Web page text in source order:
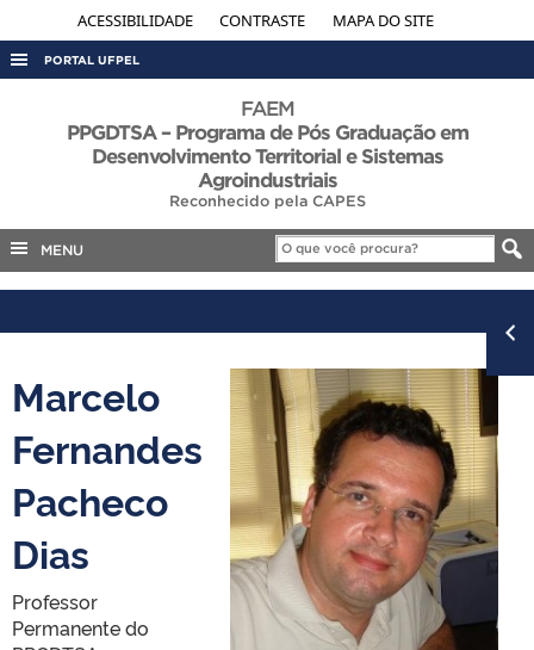
ACESSIBILIDADE CONTRASTE MAPA DO SITE
PORTAL UFPEL
AUDITORIA
FAEM
PPGDTSA – Programa de Pós Graduação em
Desenvolvimento Territorial e Sistemas
Agroindustriais
Reconhecido pela CAPES
MENU
Marcelo
Fernandes
Pacheco
Dias
Professor
Permanente do